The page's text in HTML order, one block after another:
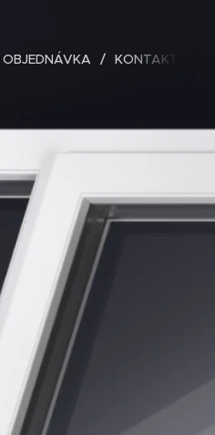
OBJEDNÁVKA KONTAKT